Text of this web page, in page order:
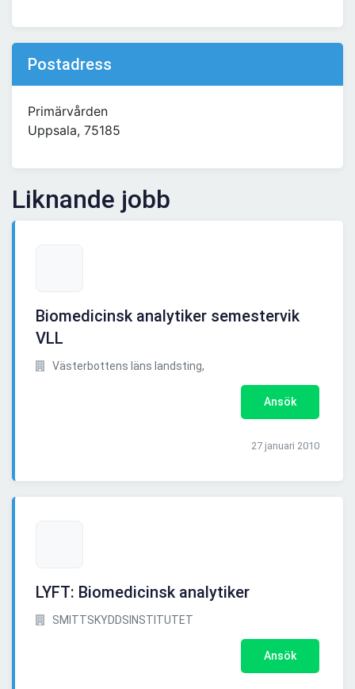
Postadress
Primärvården
Uppsala, 75185
Liknande jobb
Biomedicinsk analytiker semestervik
VLL
Västerbottens läns landsting,
Ansök
27 januari 2010
LYFT: Biomedicinsk analytiker
SMITTSKYDDSINSTITUTET
Ansök